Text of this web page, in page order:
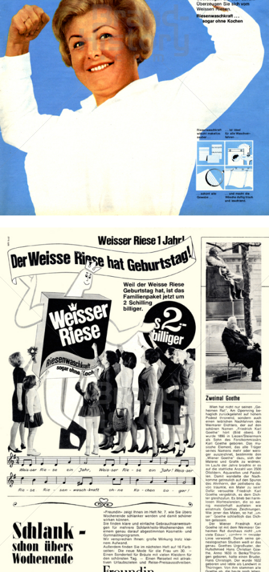
Weisser Riese
Henkel Central Eastern Europe GmbH
1967
Bild-ID: 13159
Weisser Riese
Henkel Central Eastern Europe GmbH
1967